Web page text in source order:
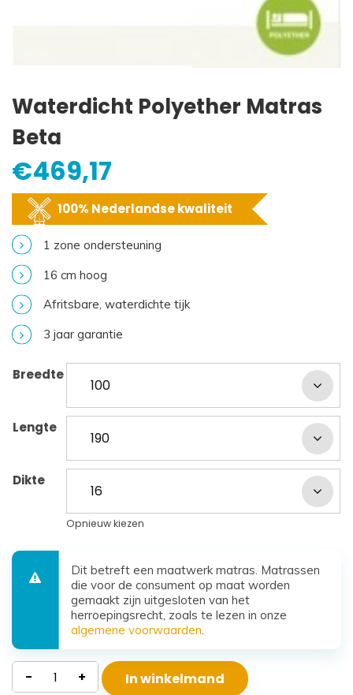
Waterdicht Polyether Matras
Beta
€469,17
100% Nederlandse kwaliteit
1 zone ondersteuning
16 cm hoog
Afritsbare, waterdichte tijk
3 jaar garantie
Breedte
Lengte
Dikte
Opnieuw kiezen
Dit betreft een maatwerk matras. Matrassen
die voor de consument op maat worden
gemaakt zijn uitgesloten van het
herroepingsrecht, zoals te lezen in onze
algemene voorwaarden
Waterdicht
Polyether
- + In winkelmand